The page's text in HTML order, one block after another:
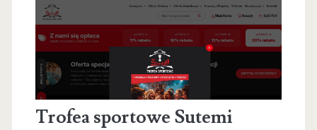
Trofea sportowe Sutemi